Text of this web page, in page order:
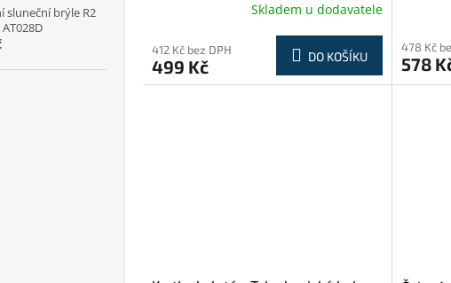
sluneční brýle R2
Skladem u dodavatele
412 Kč bez DPH
499 Kč DO KOŠÍKU
478 Kč
578